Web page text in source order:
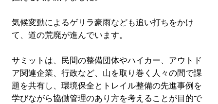
気候変動によるゲリラ豪雨なども追い打ちをかけ
て、道の荒廃が進んでいます。
サミットは、民間の整備団体やハイカー、アウトド
ア関連企業、行政など、山を取り巻く人々の間で課
題を共有し、環境保全とトレイル整備の先進事例を
学びながら協働管理のあり方を考えることが目的で